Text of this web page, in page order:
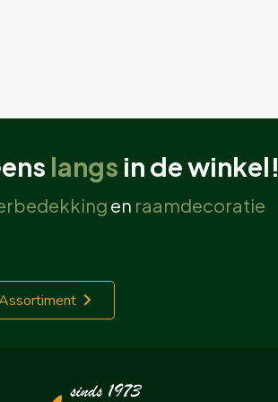
langs in de winkel!
en raamdecoratie